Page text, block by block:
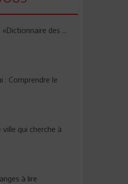
des ...
: Comprendre le
qui cherche à
à lire